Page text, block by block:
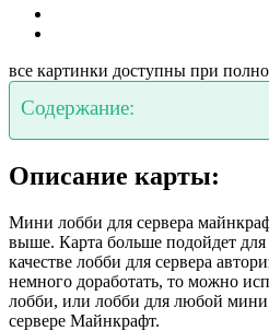
все картинки доступны при
Содержание:
Описание карты:
Мини лобби для сервера
выше. Карта больше подойдет для
качестве лобби для сервера
немного доработать, то можно
лобби, или лобби для любой мини
сервере Майнкрафт.